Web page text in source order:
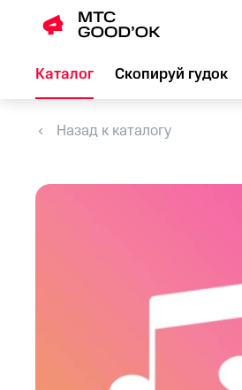
Каталог Скопируй гудок
Назад к каталогу